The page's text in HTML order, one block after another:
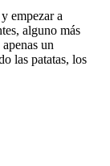
empezar a
alguno más
un
las patatas, los